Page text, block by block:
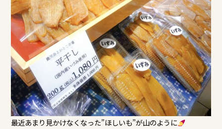
最近あまり見かけなくなった”ほしいも”が山のように